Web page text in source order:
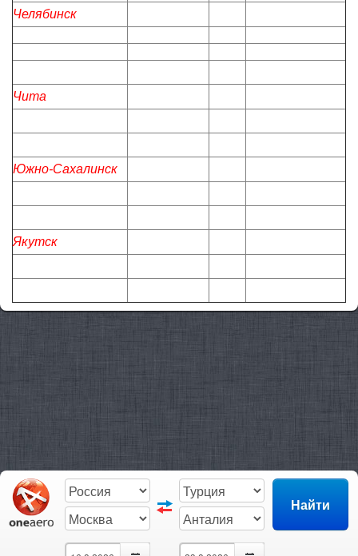
Челябинск
Чита
Южно-Сахалинск
Якутск